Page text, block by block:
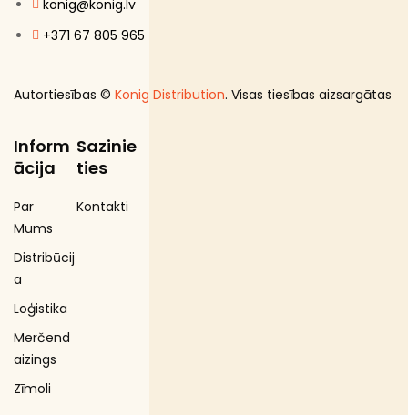
konig@konig.lv
+371 67 805 965
Autortiesības © Konig Distribution. Visas tiesības aizsargātas
Inform
ācija
Par
Mums
Distribūcij
a
Loģistika
Merčend
aizings
Zīmoli
Sazinie
ties
Kontakti